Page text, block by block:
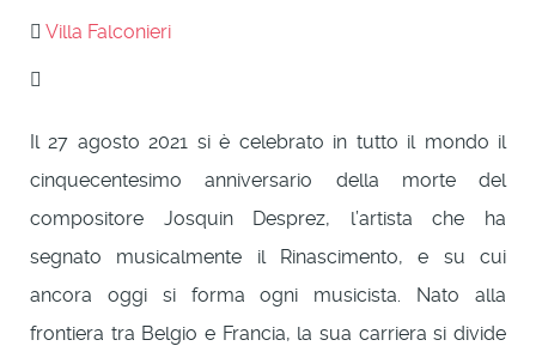
Villa Falconieri
Il 27 agosto 2021 si è celebrato in tutto il mondo il
cinquecentesimo anniversario della morte del
compositore Josquin Desprez, l’artista che ha
segnato musicalmente il Rinascimento, e su cui
ancora oggi si forma ogni musicista. Nato alla
frontiera tra Belgio e Francia, la sua carriera si divide